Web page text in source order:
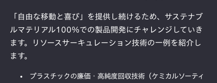
「自由な移動と喜び」を提供し続けるため、サステナブ
ルマテリアル100％での製品開発にチャレンジしていき
ます。リソースサーキュレーション技術の一例を紹介し
ます。
プラスチックの廉価・高純度回収技術（ケミカルソーティ